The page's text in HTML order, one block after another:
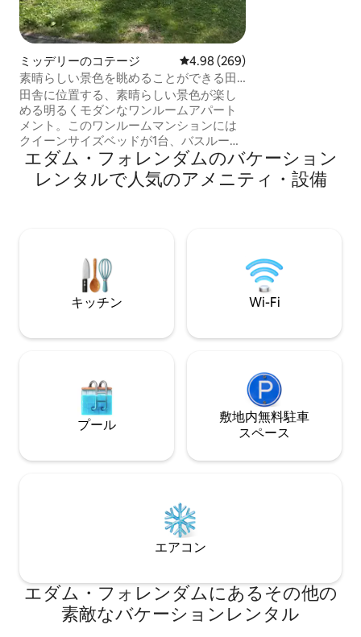
ミッデリーのコテージ レビュー269件、5つ星中4.98つ
4.98 (269)
素晴らしい景色を眺めることができる田
舎のワンルーム
田舎に位置する、素晴らしい景色が楽し
める明るくモダンなワンルームアパート
メント。このワンルームマンションには
クイーンサイズベッドが1台、バスルー
ム、および個別のトイレがあります。エ
アコン完備。モダンアートとヴィンテー
ジのディテールで装飾されています。ス
ます（1人あたり12.50ユーロ）。 アムス
テルダムから25分の場所にあります。こ
のアパートへのアクセスは、車でお越し
になるのが一番ですのでご了承くださ
エダム・フォレンダムのバケーション
レンタルで人気のアメニティ・設備
キッチン Wi-Fi
プール
敷地内無料駐⁠車
ス⁠ペ⁠ー⁠ス
エアコン
エダム・フォレンダムにあるその他の
素敵なバケーションレンタル